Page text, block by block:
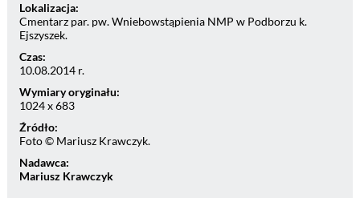
Lokalizacja:
Cmentarz par. pw. Wniebowstąpienia NMP w Podborzu k.
Ejszyszek.
Czas:
10.08.2014 r.
Wymiary oryginału:
1024 x 683
Źródło:
Foto © Mariusz Krawczyk.
Nadawca:
Mariusz Krawczyk